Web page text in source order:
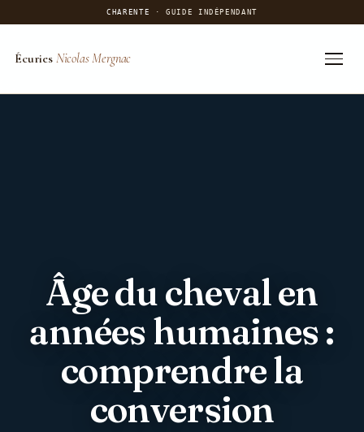
CHARENTE · GUIDE INDÉPENDANT
Écuries Nicolas Mergnac
Âge du cheval en
années humaines :
comprendre la
conversion